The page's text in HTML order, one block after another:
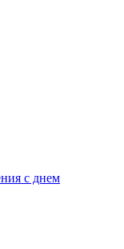
с днем